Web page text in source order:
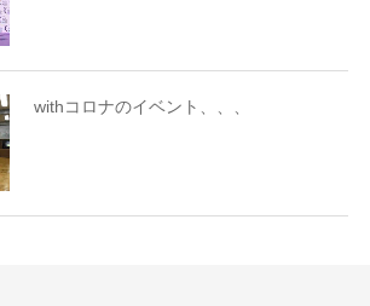
withコロナのイベント、、、